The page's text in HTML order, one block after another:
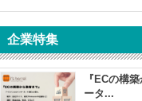
企業特集
『ECの構
ータ...